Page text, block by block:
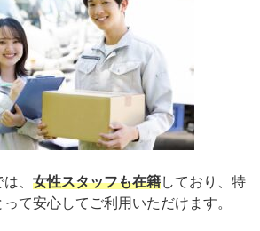
、 女性スタッフも在籍しており、特
て安心してご利用いただけます。